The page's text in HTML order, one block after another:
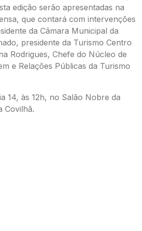
edição serão apresentadas na
que contará com intervenções
da Câmara Municipal da
presidente da Turismo Centro
Rodrigues, Chefe do Núcleo de
e Relações Públicas da Turismo
14, às 12h, no Salão Nobre da
Covilhã.